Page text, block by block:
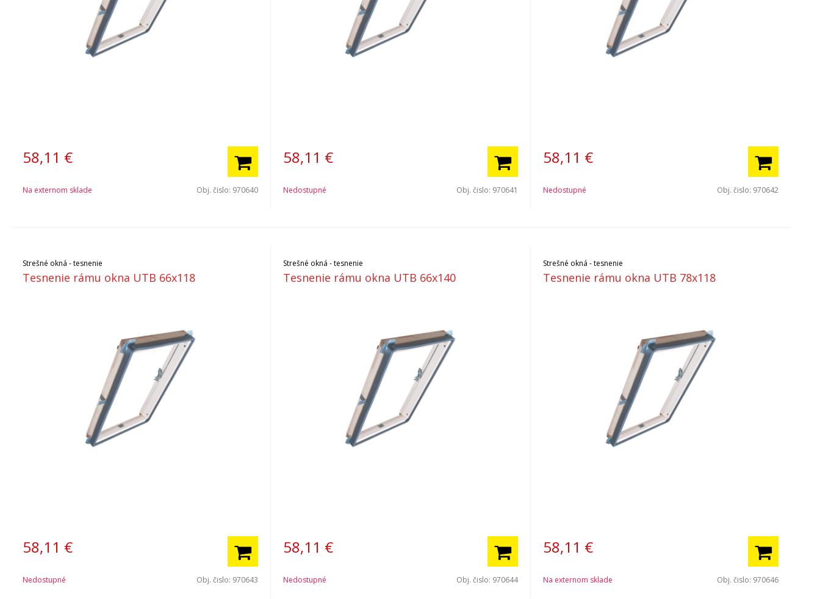
58,11 €
Na externom sklade Obj. čislo: 970640
58,11 €
Nedostupné Obj. čislo: 970641
58,11 €
Nedostupné Obj. čislo: 970642
Strešné okná - tesnenie
Tesnenie rámu okna UTB 66x118
58,11 €
Nedostupné Obj. čislo: 970643
Strešné okná - tesnenie
Tesnenie rámu okna UTB 66x140
58,11 €
Nedostupné Obj. čislo: 970644
Strešné okná - tesnenie
Tesnenie rámu okna UTB 78x118
58,11 €
Na externom sklade Obj. čislo: 970646